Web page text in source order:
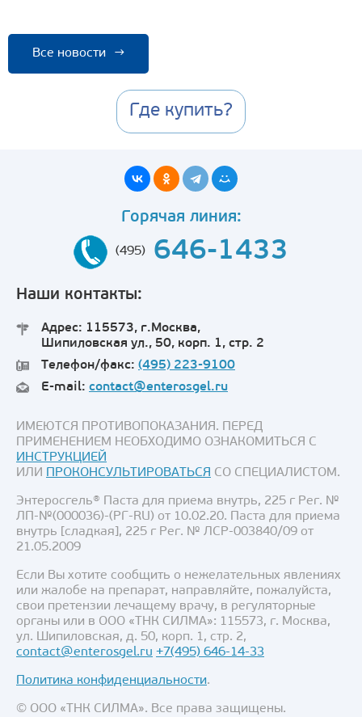
Все новости →
Где купить?
Горячая линия:
(495) 646-1433
Наши контакты:
Адрес: 115573, г.Москва,
Шипиловская ул., 50, корп. 1, стр. 2
Телефон/факс: (495) 223-9100
E-mail: contact@enterosgel.ru
ИМЕЮТСЯ ПРОТИВОПОКАЗАНИЯ. ПЕРЕД
ПРИМЕНЕНИЕМ НЕОБХОДИМО ОЗНАКОМИТЬСЯ С
ИНСТРУКЦИЕЙ
ИЛИ ПРОКОНСУЛЬТИРОВАТЬСЯ СО СПЕЦИАЛИСТОМ.
Энтеросгель® Паста для приема внутрь, 225 г Рег. №
ЛП-№(000036)-(РГ-RU) от 10.02.20. Паста для приема
внутрь [сладкая], 225 г Рег. № ЛСР-003840/09 от
21.05.2009
Если Вы хотите сообщить о нежелательных явлениях
или жалобе на препарат, направляйте, пожалуйста,
свои претензии лечащему врачу, в регуляторные
органы или в ООО «ТНК СИЛМА»: 115573, г. Москва,
ул. Шипиловская, д. 50, корп. 1, стр. 2,
contact@enterosgel.ru +7(495) 646-14-33
Политика конфиденциальности.
© ООО «ТНК СИЛМА». Все права защищены.